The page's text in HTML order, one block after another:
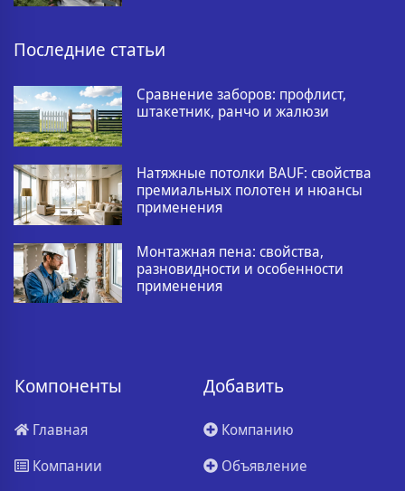
Последние статьи
Сравнение заборов: профлист,
штакетник, ранчо и жалюзи
Натяжные потолки BAUF: свойства
премиальных полотен и нюансы
применения
Монтажная пена: свойства,
разновидности и особенности
применения
Компоненты
Главная
Компании
Добавить
Компанию
Объявление